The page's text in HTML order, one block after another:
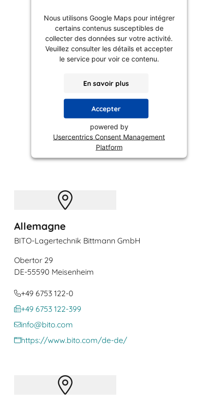
Nous utilisons Google Maps pour intégrer
certains contenus susceptibles de
collecter des données sur votre activité.
Veuillez consulter les détails et accepter
le service pour voir ce contenu.
En savoir plus
Accepter
powered by
Usercentrics Consent Management
Platform
Allemagne
BITO-Lagertechnik Bittmann GmbH
Obertor 29
DE-55590 Meisenheim
+49 6753 122-0
+49 6753 122-399
info@bito.com
https://www.bito.com/de-de/